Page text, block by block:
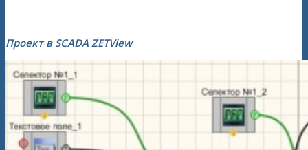
Проект в SCADA ZETView